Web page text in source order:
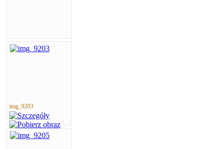
img_9203